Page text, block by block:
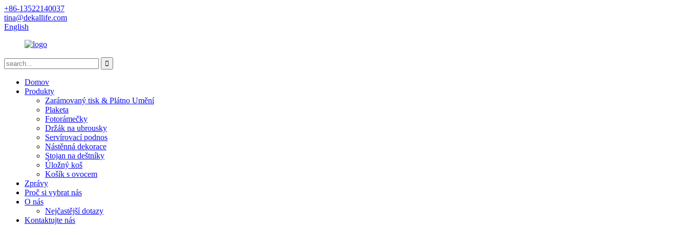
+86-13522140037
tina@dekallife.com
English
Domov
Produkty
Zarámovaný tisk & Plátno Umění
Plaketa
Fotorámečky
Držák na ubrousky
Servírovací podnos
Nástěnná dekorace
Stojan na deštníky
Úložný koš
Košík s ovocem
Zprávy
Proč si vybrat nás
O nás
Nejčastější dotazy
Kontaktujte nás